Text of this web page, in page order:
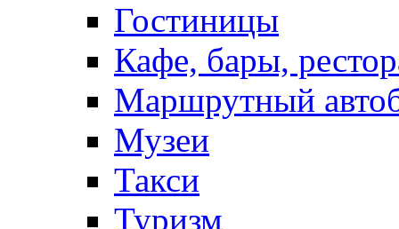
Гостиницы
Кафе, бары,
Маршрутный
Музеи
Такси
Туризм